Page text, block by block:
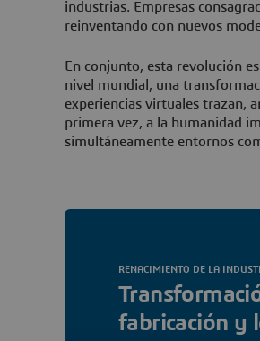
industrias. Empresas
reinventando con nuevos
En conjunto, esta revolución
nivel mundial, una
experiencias virtuales trazan,
primera vez, a la humanidad
simultáneamente entornos
fabricación y
RENACIMIENTO DE LA